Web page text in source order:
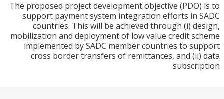
The proposed project development objective
support payment system integration efforts in
countries. This will be achieved through (i)
mobilization and deployment of low value credit
implemented by SADC member countries to
cross border transfers of remittances, and